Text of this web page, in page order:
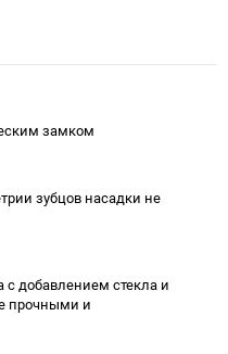
замком
зубцов насадки не
добавлением стекла и
прочными и